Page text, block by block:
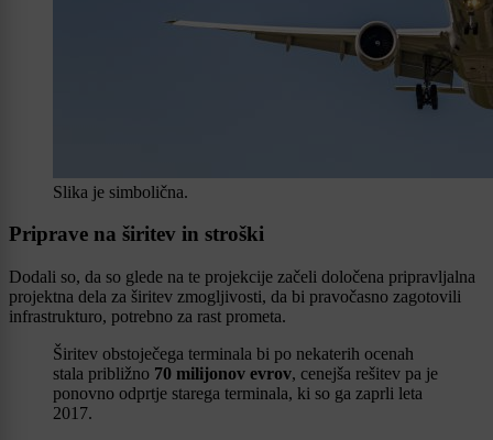
Slika je simbolična.
Priprave na širitev in stroški
Dodali so, da so glede na te projekcije začeli določena pripravljalna
projektna dela za širitev zmogljivosti, da bi pravočasno zagotovili
infrastrukturo, potrebno za rast prometa.
Širitev obstoječega terminala bi po nekaterih ocenah
stala približno 70 milijonov evrov, cenejša rešitev pa je
ponovno odprtje starega terminala, ki so ga zaprli leta
2017.